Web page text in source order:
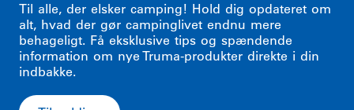
Til alle, der elsker camping! Hold dig opdateret om
alt, hvad der gør campinglivet endnu mere
behageligt. Få eksklusive tips og spændende
information om nye Truma-produkter direkte i din
indbakke.